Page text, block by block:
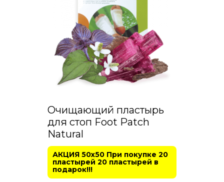
Очищающий пластырь
для стоп Foot Patch
Natural
АКЦИЯ 50х50 При покупке 20
пластырей 20 пластырей в
подарок!!!